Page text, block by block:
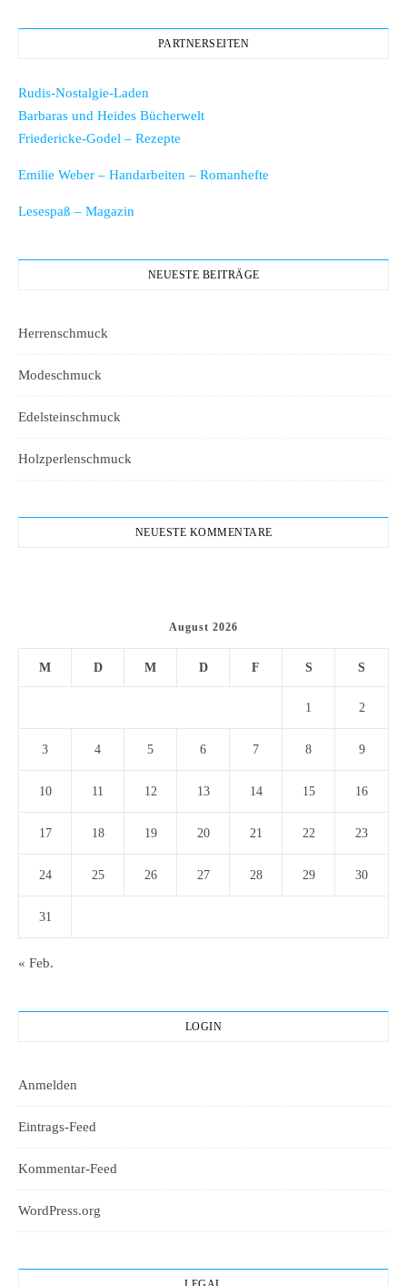
PARTNERSEITEN
Rudis-Nostalgie-Laden
Barbaras und Heides Bücherwelt
Friedericke-Godel – Rezepte
Emilie Weber – Handarbeiten – Romanhefte
Lesespaß – Magazin
NEUESTE BEITRÄGE
Herrenschmuck
Modeschmuck
Edelsteinschmuck
Holzperlenschmuck
NEUESTE KOMMENTARE
August 2026
M D M D F S S
1 2
3 4 5 6 7 8 9
10 11 12 13 14 15 16
17 18 19 20 21 22 23
24 25 26 27 28 29 30
31
« Feb.
LOGIN
Anmelden
Eintrags-Feed
Kommentar-Feed
WordPress.org